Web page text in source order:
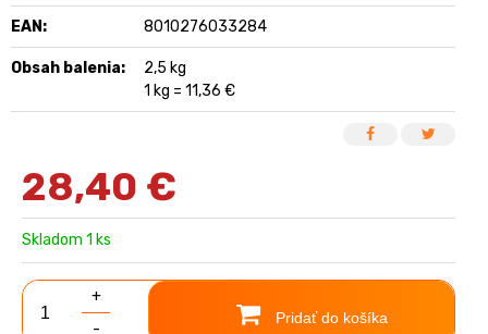
EAN: 8010276033284
Obsah balenia:
2,5 kg
1 kg = 11,36 €
28,40 €
Skladom 1 ks
+
-
Pridať do košíka